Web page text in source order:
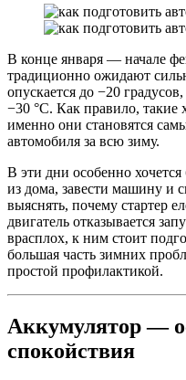
В конце января — начале
традиционно ожидают
опускается до −20
−30 °C. Как правило, такие
именно они становятся
автомобиля за всю зиму.
В эти дни особенно
из дома, завести машину и
выяснять, почему стартер
двигатель отказывается
врасплох, к ним стоит
большая часть зимних
простой профилактикой.
Аккумулятор —
спокойствия